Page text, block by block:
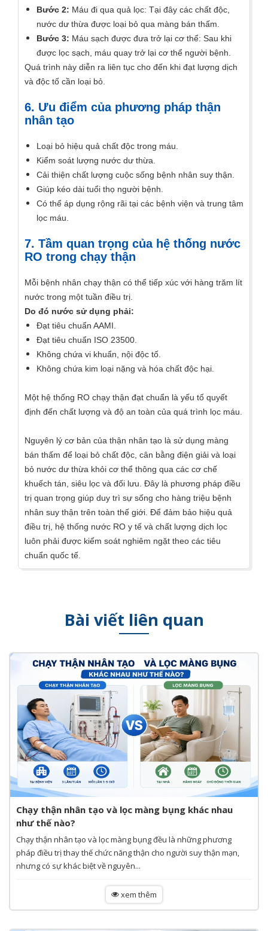
Bước 2: Máu đi qua quả lọc: Tại đây các chất độc,
nước dư thừa được loại bỏ qua màng bán thấm.
Bước 3: Máu sạch được đưa trở lại cơ thể: Sau khi
được lọc sạch, máu quay trở lại cơ thể người bệnh.
Quá trình này diễn ra liên tục cho đến khi đạt lượng dịch
và độc tố cần loại bỏ.
6. Ưu điểm của phương pháp thận
nhân tạo
Loại bỏ hiệu quả chất độc trong máu.
Kiểm soát lượng nước dư thừa.
Cải thiện chất lượng cuộc sống bệnh nhân suy thận.
Giúp kéo dài tuổi thọ người bệnh.
Có thể áp dụng rộng rãi tại các bệnh viện và trung tâm
lọc máu.
7. Tầm quan trọng của hệ thống nước
RO trong chạy thận
Mỗi bệnh nhân chạy thận có thể tiếp xúc với hàng trăm lít
nước trong một tuần điều trị.
Do đó nước sử dụng phải:
Đạt tiêu chuẩn AAMI.
Đạt tiêu chuẩn ISO 23500.
Không chứa vi khuẩn, nội độc tố.
Không chứa kim loại nặng và hóa chất độc hại.
Một hệ thống RO chạy thận đạt chuẩn là yếu tố quyết
định đến chất lượng và độ an toàn của quá trình lọc máu.
Nguyên lý cơ bản của thận nhân tạo là sử dụng màng
bán thấm để loại bỏ chất độc, cân bằng điện giải và loại
bỏ nước dư thừa khỏi cơ thể thông qua các cơ chế
khuếch tán, siêu lọc và đối lưu. Đây là phương pháp điều
trị quan trọng giúp duy trì sự sống cho hàng triệu bệnh
nhân suy thận trên toàn thế giới. Để đảm bảo hiệu quả
điều trị, hệ thống nước RO y tế và chất lượng dịch lọc
luôn phải được kiểm soát nghiêm ngặt theo các tiêu
chuẩn quốc tế.
Bài viết liên quan
Chạy thận nhân tạo và lọc màng bụng khác nhau
như thế nào?
Chạy thận nhân tạo và lọc màng bụng đều là những phương
pháp điều trị thay thế chức năng thận cho người suy thận mạn,
nhưng có sự khác biệt về nguyên...
xem thêm